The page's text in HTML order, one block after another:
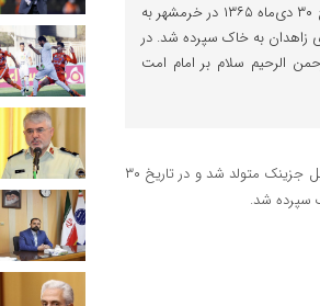
۱۳۴۸ در زابل جزینک متولد شد و در تاریخ ۳۰ دی‌ماه ۱۳۶۵ در خرمشهر به
زاهدان به خاک سپرده شد. در
الرحیم سلام بر امام امت
به گزارش پایگاه خبری تحلیلی «خبر نیمروز»، شهید حسین نارویی در سال ۱۳۴۸ در زابل جزینک متولد شد و در تاریخ ۳۰